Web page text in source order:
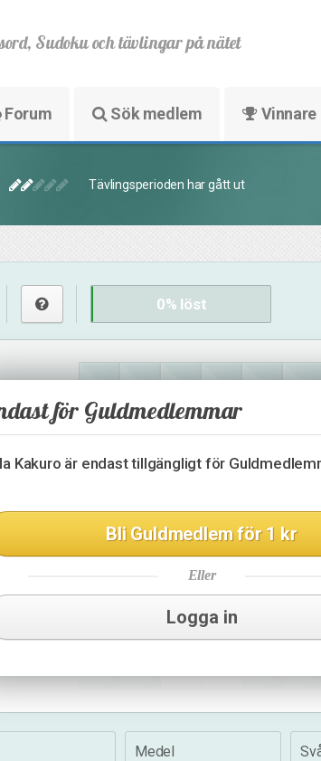
Sudoku och tävlingar på nätet
Forum Sök medlem Vinnare
Tävlingsperioden har gått ut
0% löst
för Guldmedlemmar
Kakuro är endast tillgängligt för
Bli Guldmedlem för 1 kr
Eller
Logga in
3
30
17 4
17
Medel